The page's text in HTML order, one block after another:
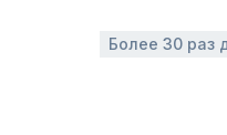
Более 30 раз